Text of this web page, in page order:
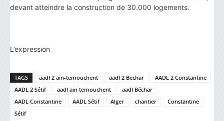
devant atteindre la construction de 30.000 logements.
L’expression
TAGS aadl 2 ain-temouchent aadl 2 Bechar
AADL 2 Constantine
AADL 2 Sétif
aadl ain temouchent
aadl Béchar
AADL Constantine
AADL Sétif Alger chantier
Constantine
Sétif